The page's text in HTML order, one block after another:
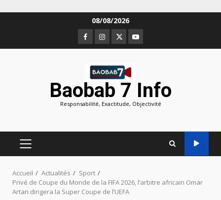
08/08/2026
Facebook
Instagram
TwitterYoutube
Baobab 7 Info
Responsabilité, Exactitude, Objectivité
MENU
PRINCIPAL
Accueil Actualités
Sport
Privé de Coupe du Monde de la FIFA 2026, l’arbitre africain Omar
Artan dirigera la Super Coupe de l’UEFA